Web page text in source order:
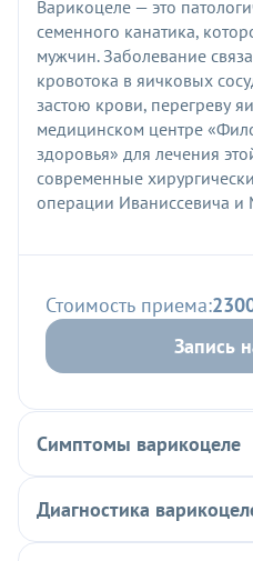
Варикоцеле — это
семенного канатика,
мужчин. Заболевание
кровотока в яичковых
застою крови, перегреву
медицинском центре
здоровья» для лечения
современные
операции Иваниссевича и
Стоимость приема:
Запись
Симптомы варикоцеле
Диагностика